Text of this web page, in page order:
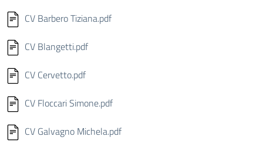
CV Barbero Tiziana.pdf
CV Blangetti.pdf
CV Cervetto.pdf
CV Floccari Simone.pdf
CV Galvagno Michela.pdf